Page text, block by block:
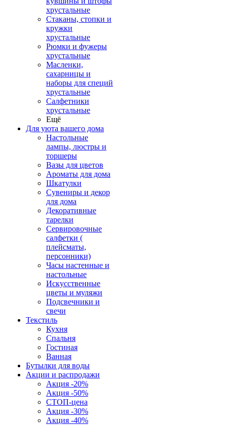
хрустальные
Стаканы, стопки и
кружки
хрустальные
Рюмки и фужеры
хрустальные
Масленки,
сахарницы и
наборы для специй
хрустальные
Салфетники
хрустальные
Ещё
Для уюта вашего дома
Настольные
лампы, люстры и
торшеры
Вазы для цветов
Ароматы для дома
Шкатулки
Сувениры и декор
для дома
Декоративные
тарелки
Сервировочные
салфетки (
плейсматы,
персонники)
Часы настенные и
настольные
Искусственные
цветы и муляжи
Подсвечники и
свечи
Текстиль
Кухня
Спальня
Гостиная
Ванная
Бутылки для воды
Акции и распродажи
Акция -20%
Акция -50%
СТОП-цена
Акция -30%
Акция -40%